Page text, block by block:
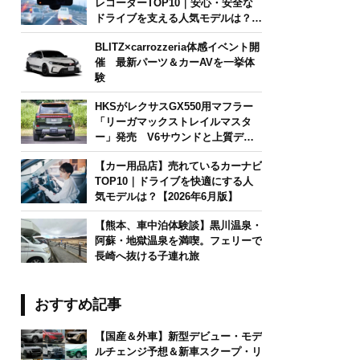
レコーダーTOP10｜安心・安全な
ドライブを支える人気モデルは？
【2026年6月版】
BLITZ×carrozzeria体感イベント開
催 最新パーツ＆カーAVを一挙体
験
HKSがレクサスGX550用マフラー
「リーガマックストレイルマスタ
ー」発売 V6サウンドと上質デザ
インを両立
【カー用品店】売れているカーナビ
TOP10｜ドライブを快適にする人
気モデルは？【2026年6月版】
【熊本、車中泊体験談】黒川温泉・
阿蘇・地獄温泉を満喫。フェリーで
長崎へ抜ける子連れ旅
おすすめ記事
【国産＆外車】新型デビュー・モデ
ルチェンジ予想＆新車スクープ・リ